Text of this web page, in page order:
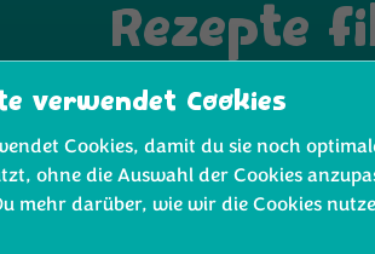
Rezepte
verwendet Cookies
Cookies, damit du sie noch
ohne die Auswahl der Cookies
mehr darüber, wie wir die Cookies